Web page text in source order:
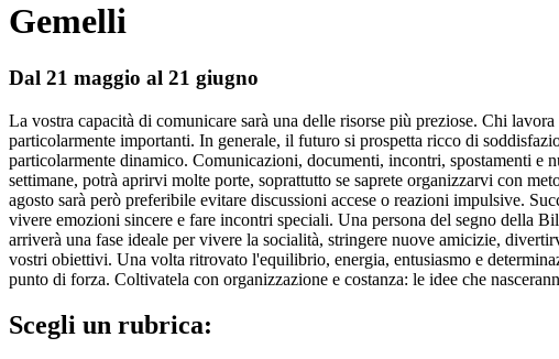
Gemelli
Dal 21 maggio al 21 giugno
La vostra capacità di comunicare sarà una delle risorse più preziose. Chi
particolarmente importanti. In generale, il futuro si prospetta ricco di
particolarmente dinamico. Comunicazioni, documenti, incontri, spostamenti
settimane, potrà aprirvi molte porte, soprattutto se saprete organizzarvi con
agosto sarà però preferibile evitare discussioni accese o reazioni impulsive.
vivere emozioni sincere e fare incontri speciali. Una persona del segno della
arriverà una fase ideale per vivere la socialità, stringere nuove amicizie,
vostri obiettivi. Una volta ritrovato l'equilibrio, energia, entusiasmo e
punto di forza. Coltivatela con organizzazione e costanza: le idee che
Scegli un rubrica: